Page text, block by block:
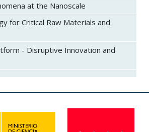
at the Nanoscale
for Critical Raw Materials and
- Disruptive Innovation and